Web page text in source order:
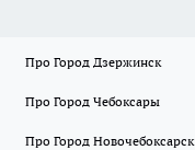
Про Город Дзержинск
Про Город Чебоксары
Про Город Новочебоксарск